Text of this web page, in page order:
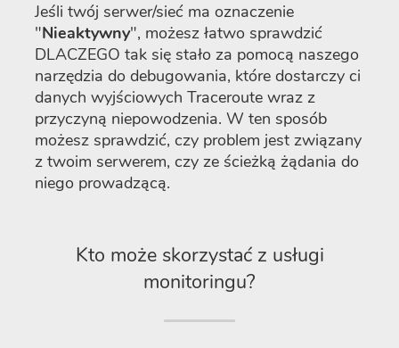
Jeśli twój serwer/sieć ma oznaczenie
"Nieaktywny", możesz łatwo sprawdzić
DLACZEGO tak się stało za pomocą naszego
narzędzia do debugowania, które dostarczy ci
danych wyjściowych Traceroute wraz z
przyczyną niepowodzenia. W ten sposób
możesz sprawdzić, czy problem jest związany
z twoim serwerem, czy ze ścieżką żądania do
niego prowadzącą.
Kto może skorzystać z usługi
monitoringu?